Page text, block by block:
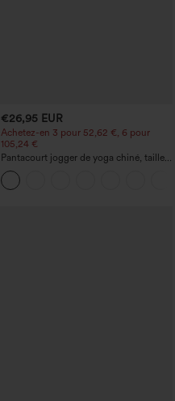
€26,95 EUR
Achetez-en 3 pour 52,62 €, 6 pour
105,24 €
Pantacourt jogger de yoga chiné, taille
haute, à fronces, avec poches.